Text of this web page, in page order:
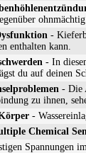
-
enthalten kann.
- In
du auf deinen
- Die
zu ihnen,
-
Chemical
Spannungen